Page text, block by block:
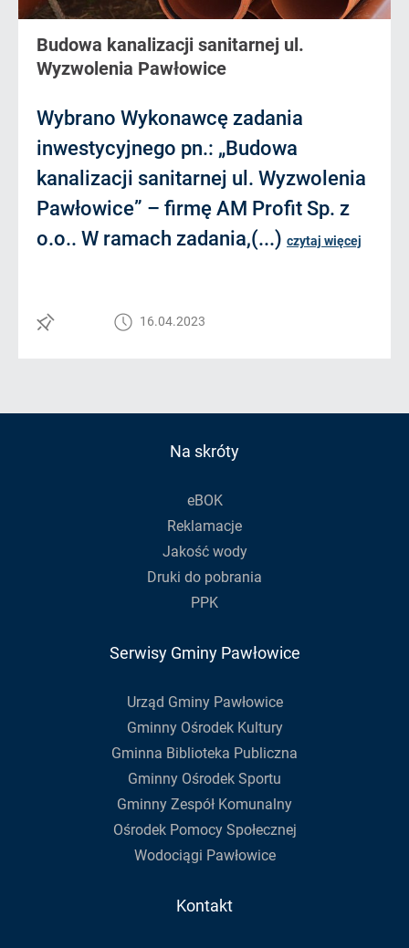
Budowa kanalizacji sanitarnej ul.
Wyzwolenia Pawłowice
Wybrano Wykonawcę zadania
inwestycyjnego pn.: „Budowa
kanalizacji sanitarnej ul. Wyzwolenia
Pawłowice” – firmę AM Profit Sp. z
o.o.. W ramach zadania,(...) czytaj więcej
16.04.2023
Na skróty
eBOK
Reklamacje
Jakość wody
Druki do pobrania
PPK
Serwisy Gminy Pawłowice
Urząd Gminy Pawłowice
Gminny Ośrodek Kultury
Gminna Biblioteka Publiczna
Gminny Ośrodek Sportu
Gminny Zespół Komunalny
Ośrodek Pomocy Społecznej
Wodociągi Pawłowice
Kontakt